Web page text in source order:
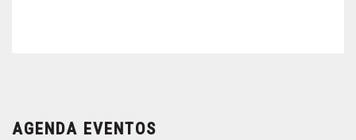
AGENDA EVENTOS